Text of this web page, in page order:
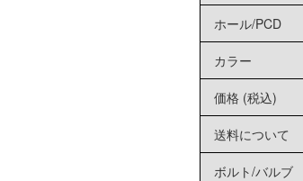
ホール/PCD
カラー
価格 (税込)
送料について
ボルト/バルブ